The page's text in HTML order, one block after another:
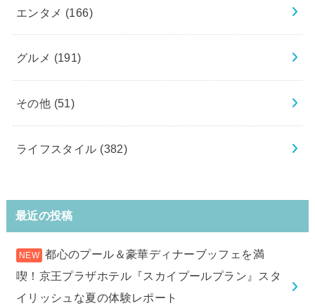
エンタメ (166)
グルメ (191)
その他 (51)
ライフスタイル (382)
最近の投稿
都心のプール＆豪華ディナーブッフェを満
喫！京王プラザホテル『スカイプールプラン』スタ
イリッシュな夏の体験レポート